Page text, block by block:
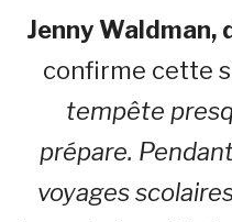
Jenny Waldman,
confirme cette
tempête
prépare.
voyages